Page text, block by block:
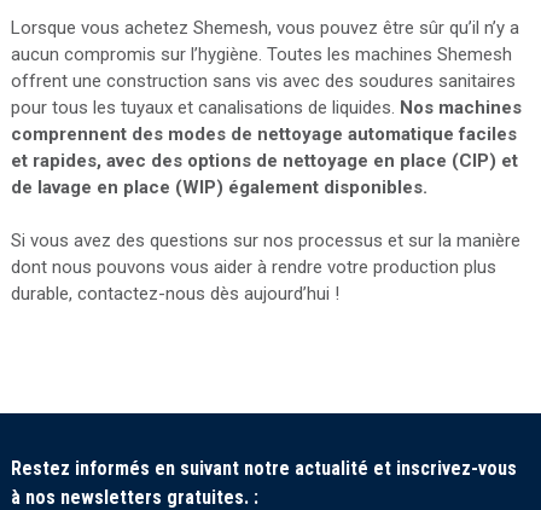
Lorsque vous achetez Shemesh, vous pouvez être sûr qu’il n’y a
aucun compromis sur l’hygiène. Toutes les machines Shemesh
offrent une construction sans vis avec des soudures sanitaires
pour tous les tuyaux et canalisations de liquides. Nos machines
comprennent des modes de nettoyage automatique faciles
et rapides, avec des options de nettoyage en place (CIP) et
de lavage en place (WIP) également disponibles.
Si vous avez des questions sur nos processus et sur la manière
dont nous pouvons vous aider à rendre votre production plus
durable, contactez-nous dès aujourd’hui !
Restez informés en suivant notre actualité et inscrivez-vous
à nos newsletters gratuites. :